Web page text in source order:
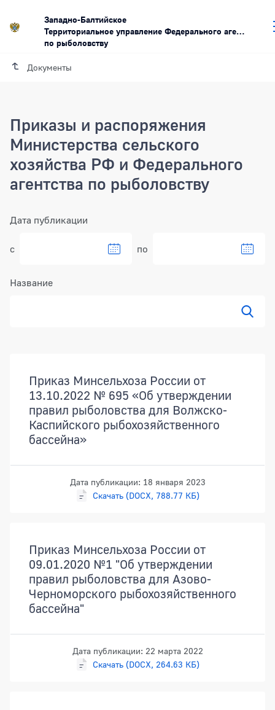
Западно-Балтийское
Территориальное управление Федерального агентства
по рыболовству
Документы
Приказы и распоряжения
Министерства сельского
хозяйства РФ и Федерального
агентства по рыболовству
Дата публикации
с
Выбрать дату в календаре
по
Название
Приказ Минсельхоза России от
13.10.2022 № 695 «Об утверждении
правил рыболовства для Волжско-
Каспийского рыбохозяйственного
бассейна»
Дата публикации: 18 января 2023
Скачать (DOCX, 788.77 КБ)
Приказ Минсельхоза России от
09.01.2020 №1 "Об утверждении
правил рыболовства для Азово-
Черноморского рыбохозяйственного
бассейна"
Дата публикации: 22 марта 2022
Скачать (DOCX, 264.63 КБ)